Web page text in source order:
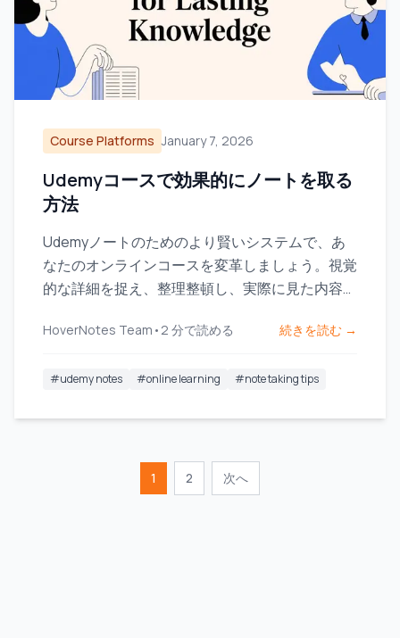
Course Platforms January 7, 2026
Udemyコースで効果的にノートを取る
方法
Udemyノートのためのより賢いシステムで、あ
なたのオンラインコースを変革しましょう。視覚
的な詳細を捉え、整理整頓し、実際に見た内容を
HoverNotes Team • 2 分で読める 続きを読む →
#udemy notes #online learning #note taking tips
1 2 次へ